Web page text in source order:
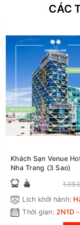
CÁC
Khách Sạn Venue
Nha Trang (3 Sao)
Lịch khởi hành:
Thời gian: 2N1D - 3N2D